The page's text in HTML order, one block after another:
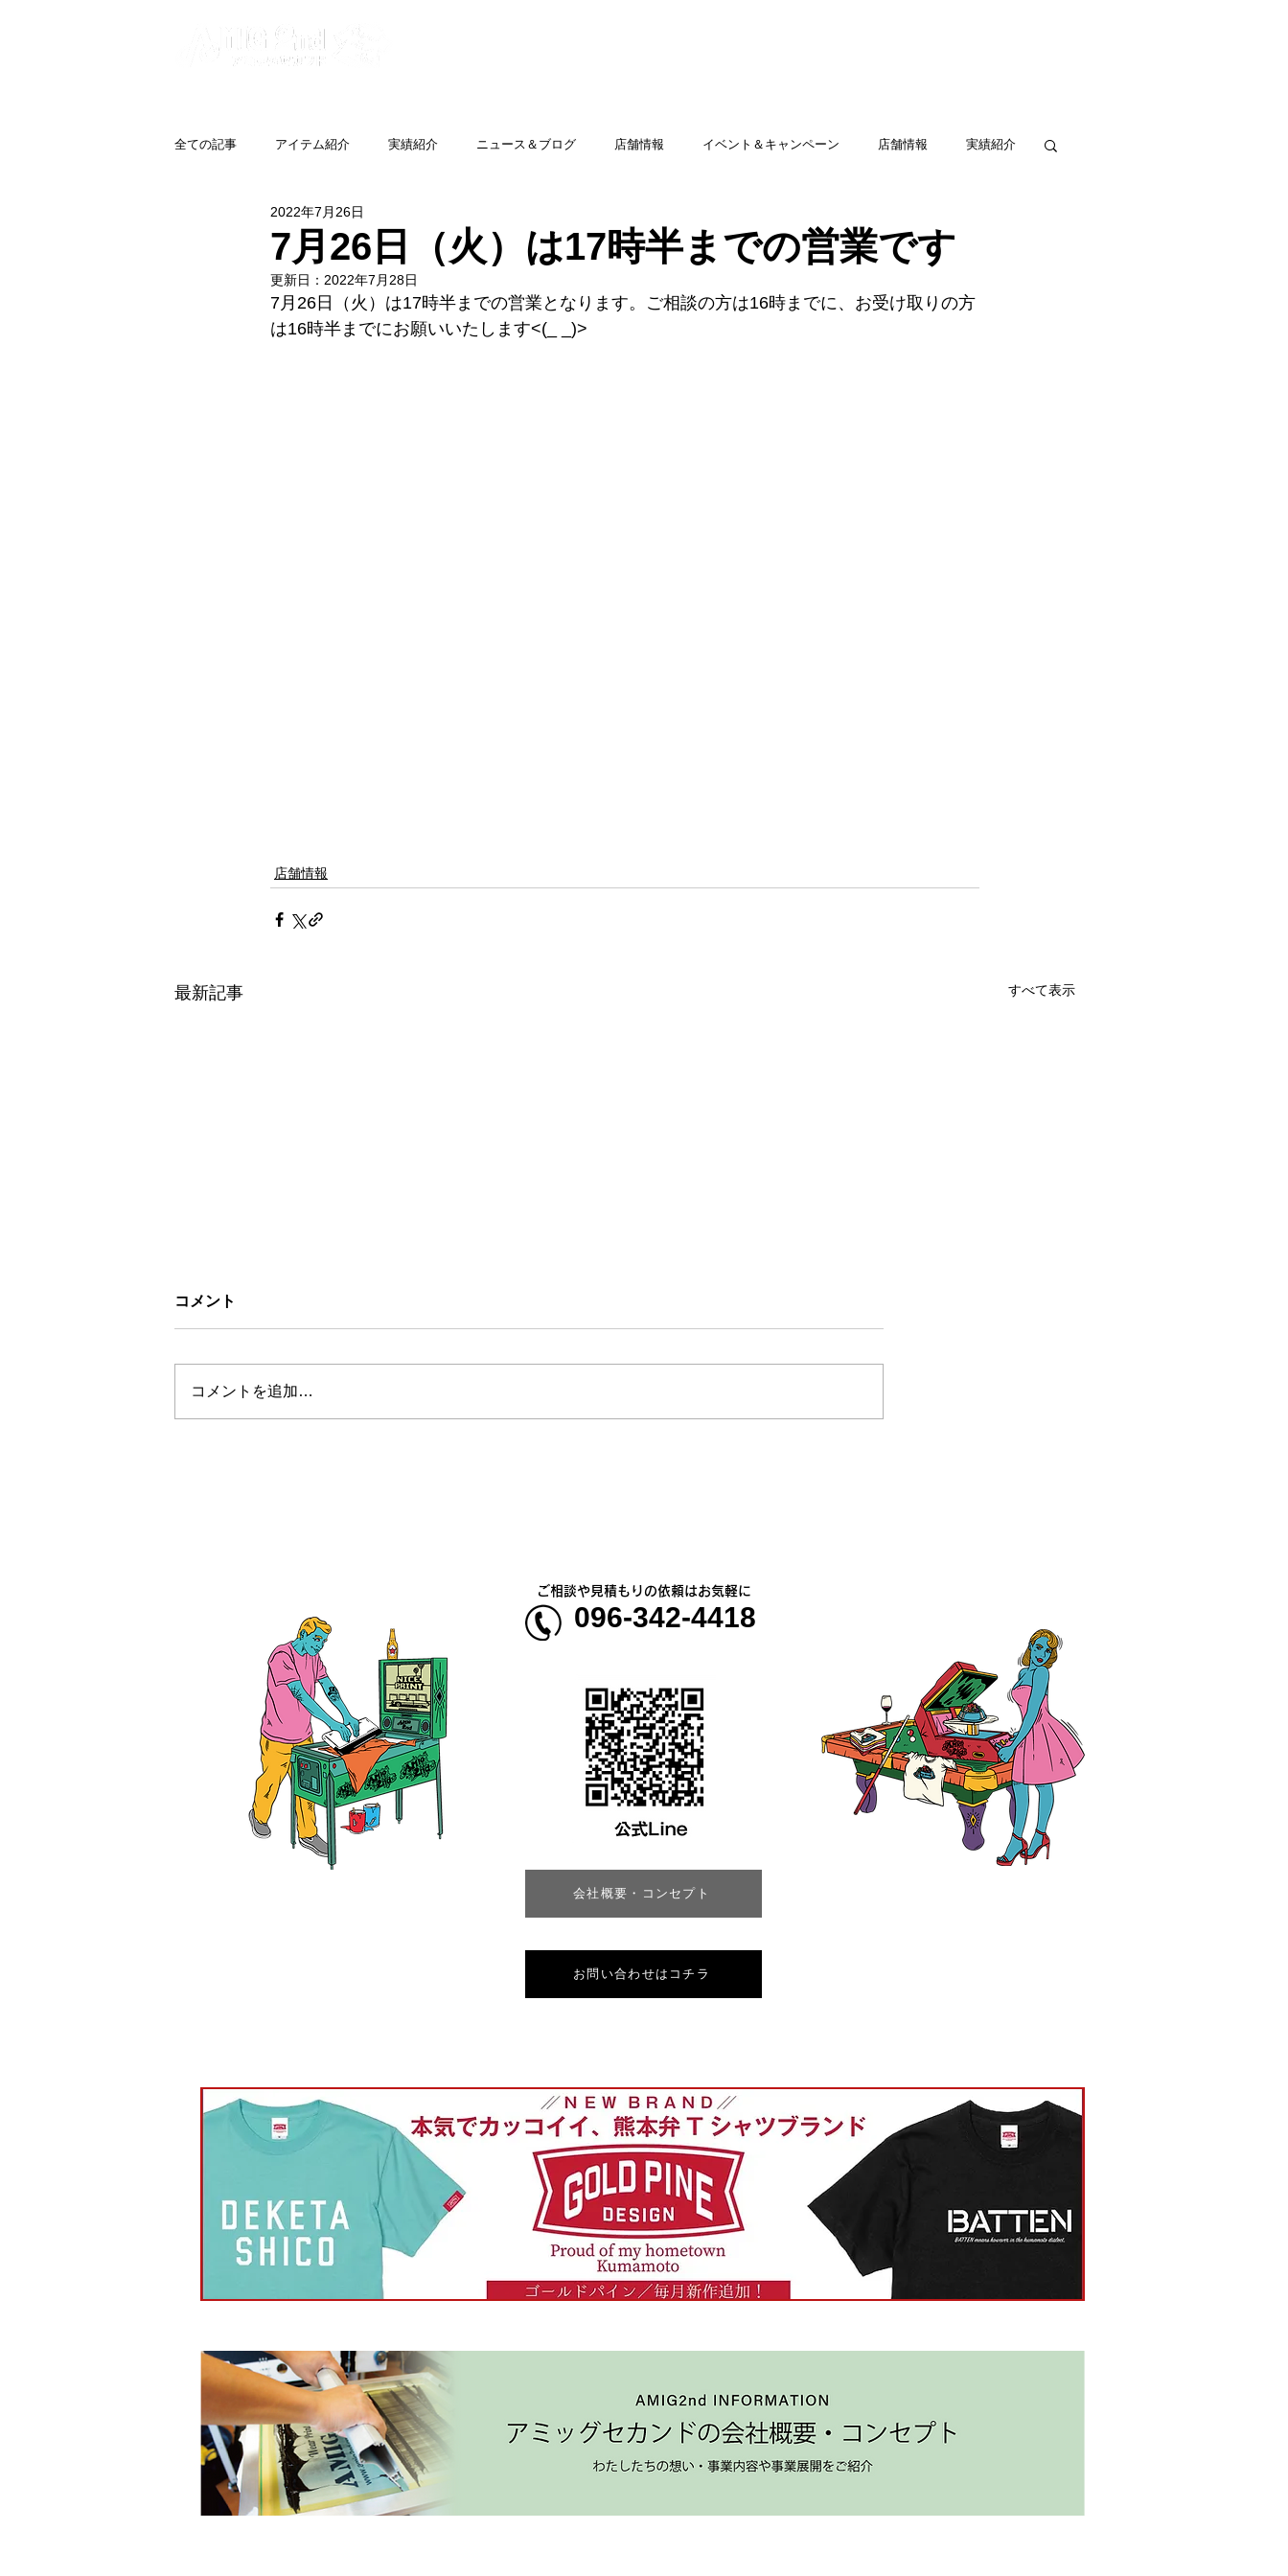
全ての記事 アイテム紹介 実績紹介 ニュース＆ブログ 店舗情報 イベント＆キャンペーン 店舗情報 実績紹介
7月26日（火）は17時半までの営業です
2022年7月26日
更新日： 2022年7月28日
7月26日（火）は17時半までの営業となります。ご相談の方は16時までに、お受け取りの方
は16時半までにお願いいたします<(_ _)>
店舗情報
最新記事 すべて表示
お盆休みについて
コメント
コメントを追加…
会社概要・コンセプト
ご相談や見積もりの依頼はお気軽に
096-342-4418
お問い合わせはコチラ